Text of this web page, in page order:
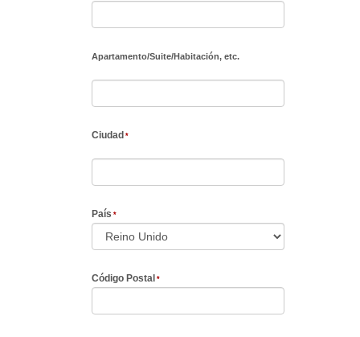
Apartamento/Suite/Habitación, etc.
Ciudad
País
Código Postal